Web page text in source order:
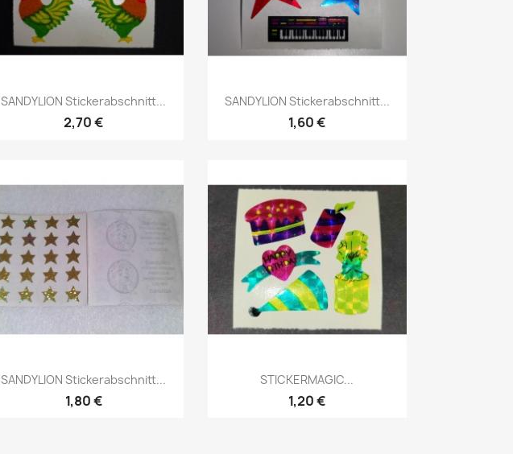
SANDYLION Stickerabschnitt...
2,70 €
SANDYLION Stickerabschnitt...
1,60 €
SANDYLION Stickerabschnitt...
1,80 €
STICKERMAGIC...
1,20 €